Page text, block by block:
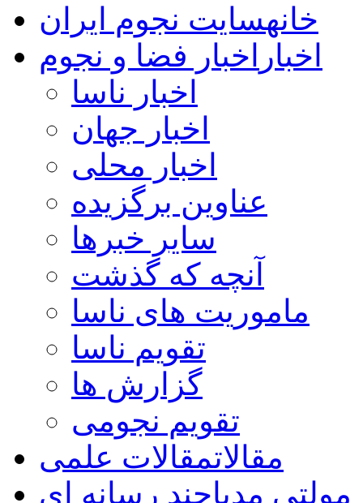
خانهسایت نجوم ایران
اخبار اخبار فضا و نجوم
اخبار ناسا
اخبار جهان
اخبار محلی
عناوین برگزیده
سایر خبرها
آنچه که گذشت
ماموریت های ناسا
تقویم ناسا
گزارش ها
تقویم نجومی
مقالاتمقالات علمی
مولتی مدیاچند رسانه اي